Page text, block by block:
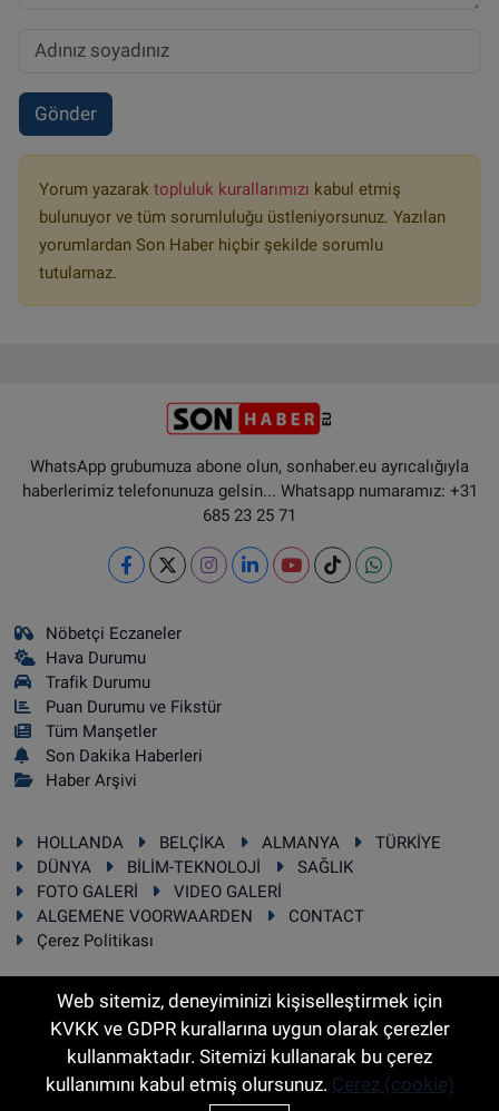
Gönder
Yorum yazarak topluluk kurallarımızı kabul etmiş
bulunuyor ve tüm sorumluluğu üstleniyorsunuz. Yazılan
yorumlardan Son Haber hiçbir şekilde sorumlu
tutulamaz.
WhatsApp grubumuza abone olun, sonhaber.eu ayrıcalığıyla
haberlerimiz telefonunuza gelsin... Whatsapp numaramız: +31
685 23 25 71
Nöbetçi Eczaneler
Hava Durumu
Trafik Durumu
Puan Durumu ve Fikstür
Tüm Manşetler
Son Dakika Haberleri
Haber Arşivi
HOLLANDA BELÇİKA ALMANYA
TÜRKİYE
DÜNYA
BİLİM-TEKNOLOJİ
SAĞLIK
FOTO GALERİ
VIDEO GALERİ
ALGEMENE VOORWAARDEN
CONTACT
Çerez Politikası
RSS Copyright © 2025 Sonhaber.eu Her hakkı saklıdır.
Web sitemiz, deneyiminizi kişiselleştirmek için
KVKK ve GDPR kurallarına uygun olarak çerezler
kullanmaktadır. Sitemizi kullanarak bu çerez
kullanımını kabul etmiş olursunuz. Çerez (cookie)